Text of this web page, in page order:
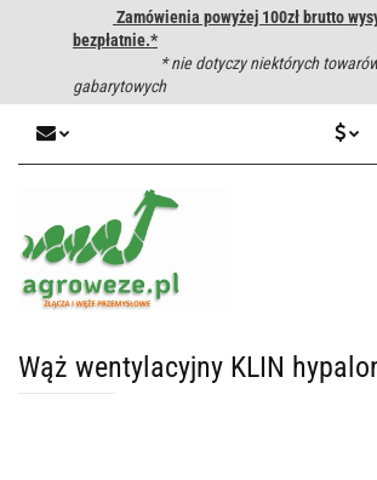
Zamówienia powyżej 100zł brutto
bezpłatnie.*
* nie dotyczy niektórych
gabarytowych
Dodaj
Wąż wentylacyjny KLIN